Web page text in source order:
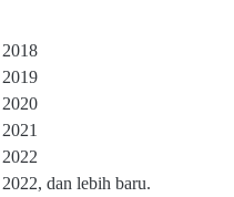
dan lebih baru.